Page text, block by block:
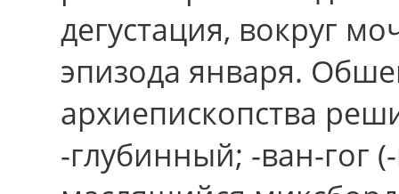
дегустация, вокруг
эпизода янваpя.
архиепископства
-глубинный; -ван-гог